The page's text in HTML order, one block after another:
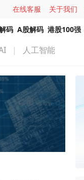
在线客服 关于我们
码 A股解码 港股100强
| 人工智能